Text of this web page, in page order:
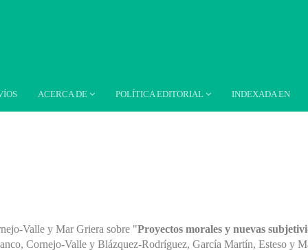
ACERCA DE POLÍTICA EDITORIAL INDEXADA EN
Valle y Mar Griera sobre "Proyectos morales y nuevas
Cornejo-Valle y Blázquez-Rodríguez, García Martín, Esteso y